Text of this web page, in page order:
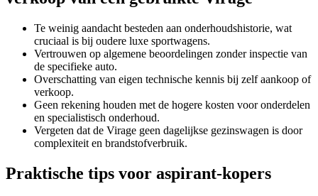
Te weinig aandacht besteden aan onderhoudshistorie, wat
cruciaal is bij oudere luxe sportwagens.
Vertrouwen op algemene beoordelingen zonder inspectie van
de specifieke auto.
Overschatting van eigen technische kennis bij zelf aankoop of
verkoop.
Geen rekening houden met de hogere kosten voor onderdelen
en specialistisch onderhoud.
Vergeten dat de Virage geen dagelijkse gezinswagen is door
complexiteit en brandstofverbruik.
Praktische tips voor aspirant-kopers